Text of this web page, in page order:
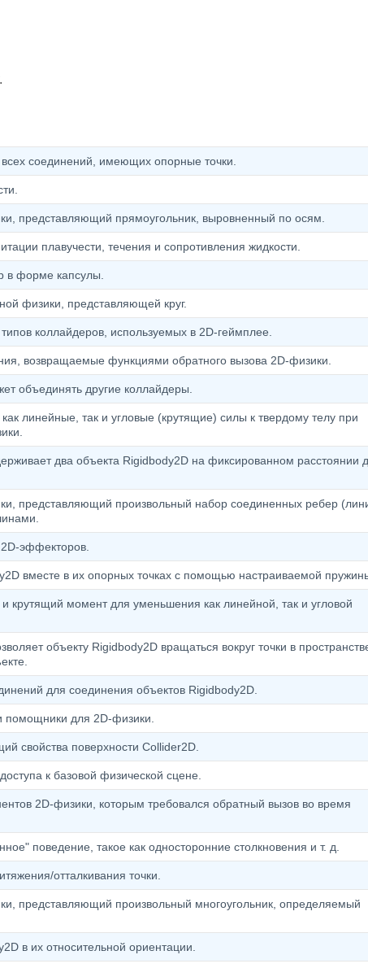
всех соединений, имеющих опорные точки.
представляющий прямоугольник, выровненный по осям.
плавучести, течения и сопротивления жидкости.
в форме капсулы.
физики, представляющей круг.
коллайдеров, используемых в 2D-геймплее.
возвращаемые функциями обратного вызова 2D-физики.
объединять другие коллайдеры.
линейные, так и угловые (крутящие) силы к твердому телу при
два объекта Rigidbody2D на фиксированном расстоянии
представляющий произвольный набор соединенных ребер
эффекторов.
вместе в их опорных точках с помощью настраиваемой
и крутящий момент для уменьшения как линейной, так и угловой
объекту Rigidbody2D вращаться вокруг точки в
для соединения объектов Rigidbody2D.
помощники для 2D-физики.
свойства поверхности Collider2D.
к базовой физической сцене.
2D-физики, которым требовался обратный вызов во время
поведение, такое как односторонние столкновения и т. д.
отталкивания точки.
представляющий произвольный многоугольник, определяемый
в их относительной ориентации.